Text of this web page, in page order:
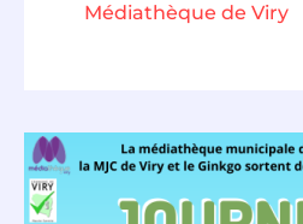
Médiathèque de Viry